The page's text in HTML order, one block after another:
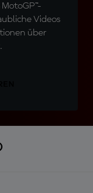
Videos
über